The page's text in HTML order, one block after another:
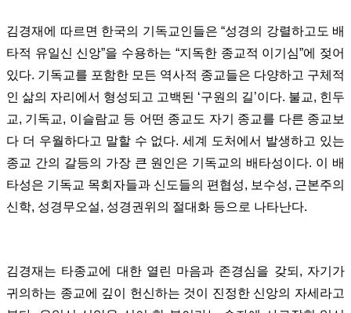
김경재에 따르면 한국의 기독교인들은 “성경의 강렬하고도 배
타적 유일신 신앙”을 수용하는 “지독한 종교적 이기심”에 젖어
있다. 기독교를 포함한 모든 역사적 종교들은 다양하고 구체적
인 삶의 자리에서 형성되고 고백된 ‘구원의 길’이다. 불교, 힌두
교, 기독교, 이슬람교 등 어떤 종교도 자기 종교를 다른 종교보
다 더 우월하다고 말할 수 없다. 세계 도처에서 발생하고 있는
종교 간의 갈등의 가장 큰 원인은 기독교의 배타성이다. 이 배
타성은 기독교 목회자들과 신도들의 편협성, 보수성, 근본주의
신학, 성경무오설, 성경권위의 절대화 등으로 나타난다.
김경재는 타종교에 대한 열린 마음과 존경심을 갖되, 자기가
귀의하는 종교에 깊이 헌신하는 것이 진정한 신앙의 자세라고